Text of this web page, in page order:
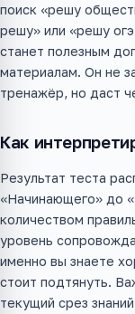
поиск «решу
решу» или «решу
станет полезным
материалам. Он не
тренажёр, но даст
Как
Результат теста
«Начинающего» до
количеством
уровень
именно вы знаете
стоит подтянуть.
текущий срез